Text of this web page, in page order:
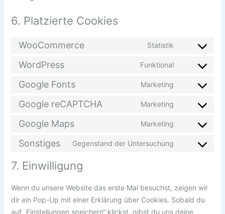
6. Platzierte Cookies
WooCommerce Statistik
Consent
WordPress Funktional
Consent
wordpress
Google Fonts Marketing
Consent
google-
Google reCAPTCHA Marketing
Consent
google-
Google Maps Marketing
Consent
Sonstiges Gegenstand der Untersuchung
Consent
sonstiges
7. Einwilligung
Wenn du unsere Website das erste Mal besuchst, zeigen wir
dir ein Pop-Up mit einer Erklärung über Cookies. Sobald du
auf „Einstellungen speichern“ klickst, gibst du uns deine